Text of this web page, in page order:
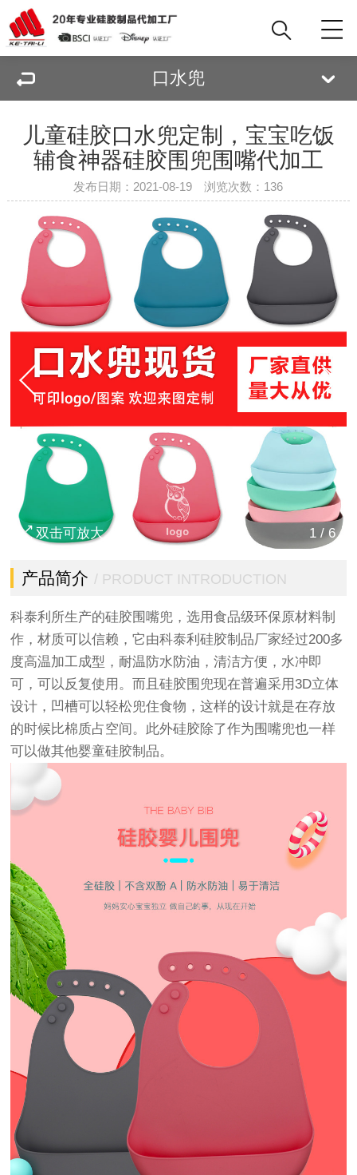
口水兜
儿童硅胶口水兜定制，宝宝吃饭
辅食神器硅胶围兜围嘴代加工
发布日期：2021-08-19 浏览次数： 136
1/ 6
双击可放大
产品简介 / PRODUCT INTRODUCTION
科泰利所生产的硅胶围嘴兜，选用食品级环保原材料制
作，材质可以信赖，它由科泰利硅胶制品厂家经过200多
度高温加工成型，耐温防水防油，清洁方便，水冲即
可，可以反复使用。而且硅胶围兜现在普遍采用3D立体
设计，凹槽可以轻松兜住食物，这样的设计就是在存放
的时候比棉质占空间。此外硅胶除了作为围嘴兜也一样
可以做其他婴童硅胶制品。